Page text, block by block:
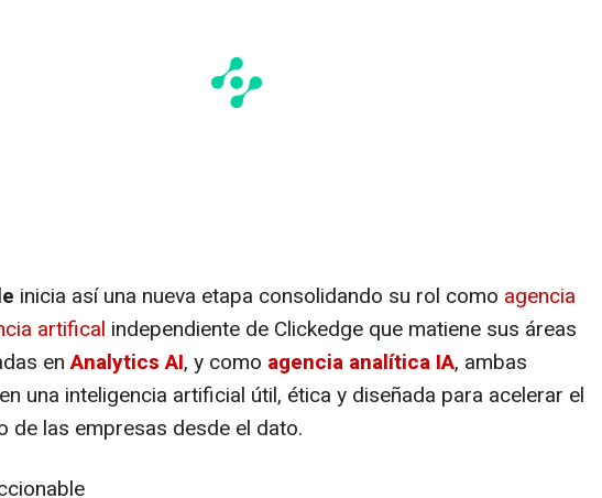
inicia así una nueva etapa consolidando su rol como agencia
artifical independiente de Clickedge que matiene sus áreas
enAnalytics AI, y como agencia analítica IA, ambas
una inteligencia artificial útil, ética y diseñada para acelerar el
de las empresas desde el dato.